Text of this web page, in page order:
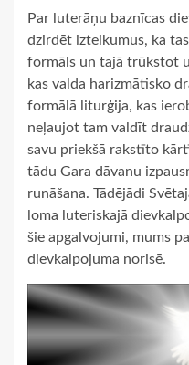
Par luterāņu baznīcas
dzirdēt izteikumus, ka
formāls un tajā trūkstot
kas valda harizmātisko
formālā liturģija, kas
neļaujot tam valdīt
savu priekšā rakstīto
tādu Gara dāvanu
runāšana. Tādējādi
loma luteriskajā
šie apgalvojumi, mums
dievkalpojuma norisē.